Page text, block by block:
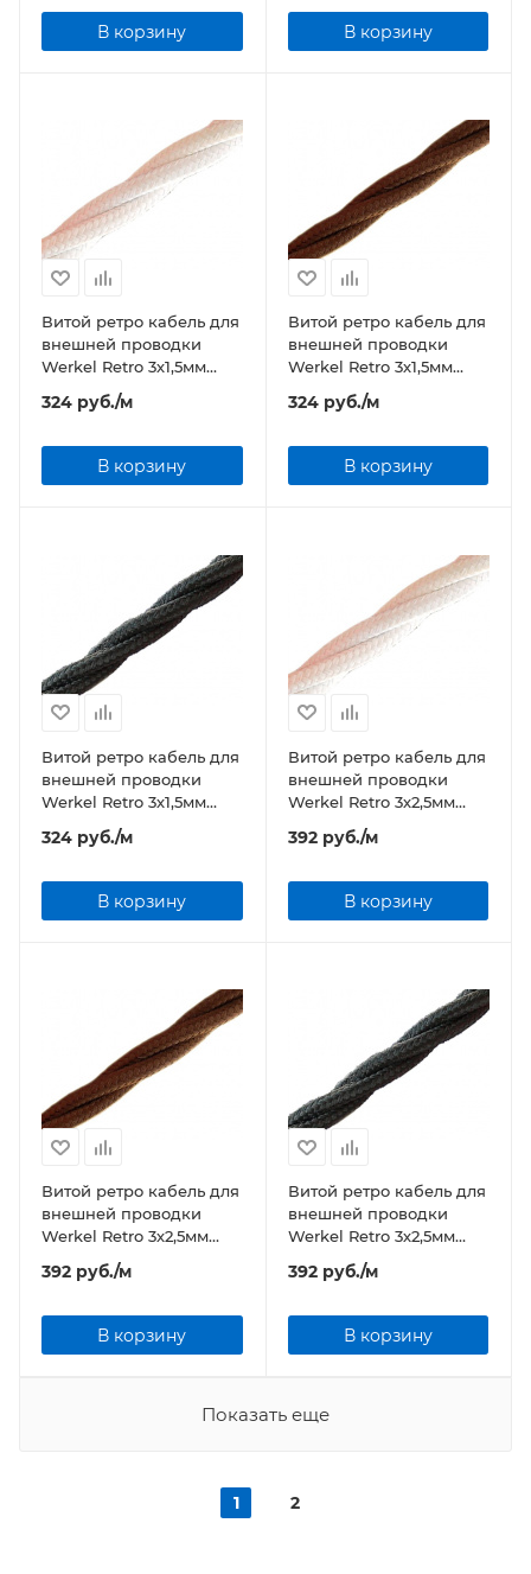
В корзину В корзину
Витой ретро кабель для
внешней проводки
Werkel Retro 3х1,5мм
324 руб./м
В корзину
Витой ретро кабель для
внешней проводки
Werkel Retro 3х1,5мм
коричневый
324руб./м
В корзину
Витой ретро кабель для
внешней проводки
Werkel Retro 3х1,5мм
324 руб./м
В корзину
Витой ретро кабель для
внешней проводки
Werkel Retro 3х2,5мм
392руб./м
В корзину
Витой ретро кабель для
внешней проводки
Werkel Retro 3х2,5мм
коричневый
392 руб./м
В корзину
Витой ретро кабель для
внешней проводки
Werkel Retro 3х2,5мм
392руб./м
В корзину
Показать еще
1 2